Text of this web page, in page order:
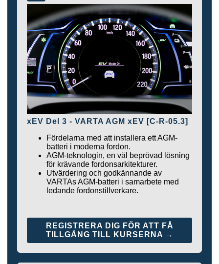
xEV Del 3 - VARTA AGM xEV [C-R-05.3]
Fördelarna med att installera ett AGM-
batteri i moderna fordon.
AGM-teknologin, en väl beprövad lösning
för krävande fordonsarkitekturer.
Utvärdering och godkännande av
VARTAs AGM-batteri i samarbete med
ledande fordonstillverkare.
REGISTRERA DIG FÖR ATT FÅ
TILLGÅNG TILL KURSERNA →